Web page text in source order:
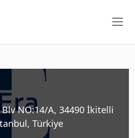
NO:14/A, 34490 İkitelli
Türkiye